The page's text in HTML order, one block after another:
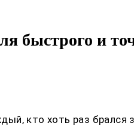
быстрого и
кто хоть раз